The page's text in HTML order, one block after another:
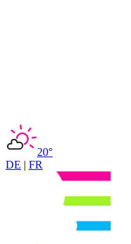
20°
DE | FR